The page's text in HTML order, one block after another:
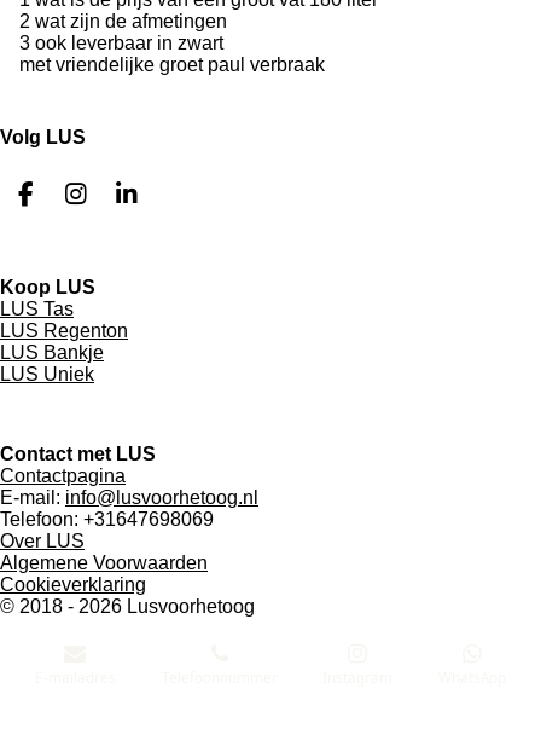
2 wat zijn de afmetingen
3 ook leverbaar in zwart
met vriendelijke groet paul verbraak
Volg LUS
F
b
o
o
k
I
a
r
a
m
L
I
Koop LUS
LUS Tas
LUS Regenton
LUS Bankje
LUS Uniek
Contact met LUS
Contactpagina
E-mail: info@lusvoorhetoog.nl
Telefoon: +31647698069
Over LUS
Algemene Voorwaarden
Cookieverklaring
© 2018 - 2026 Lusvoorhetoog